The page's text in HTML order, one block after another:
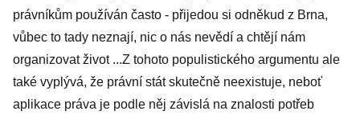
právníkům používán často - přijedou si odněkud z Brna,
vůbec to tady neznají, nic o nás nevědí a chtějí nám
organizovat život ...Z tohoto populistického argumentu ale
také vyplývá, že právní stát skutečně neexistuje, neboť
aplikace práva je podle něj závislá na znalosti potřeb